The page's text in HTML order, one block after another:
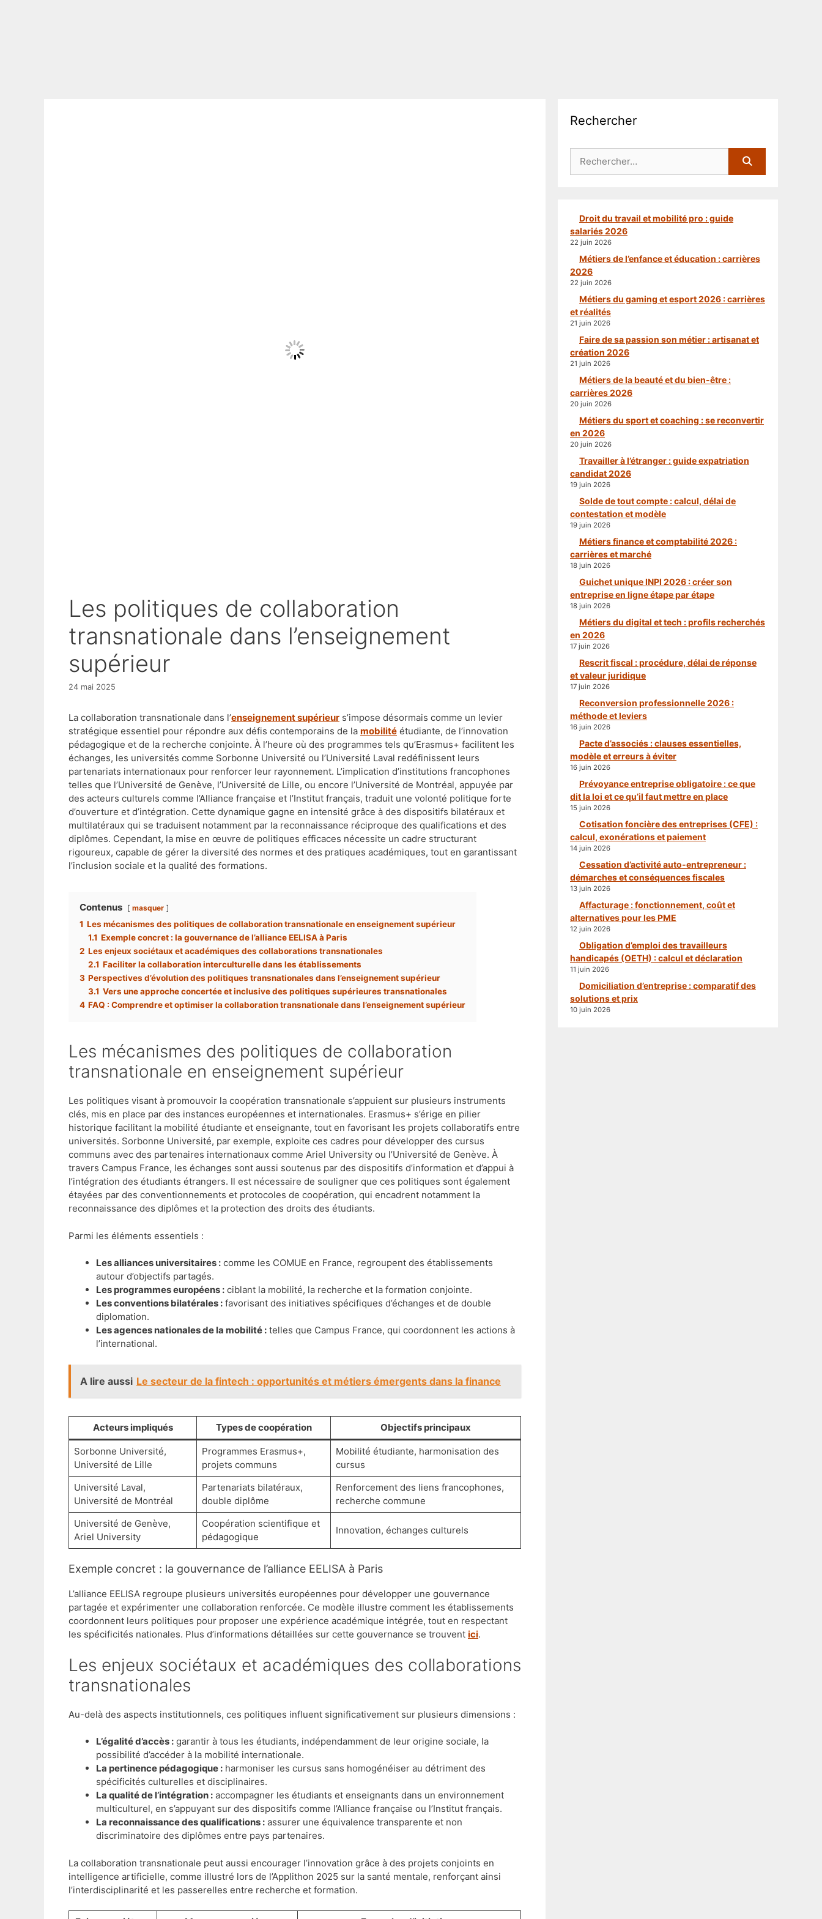
Les politiques de collaboration
transnationale dans l’enseignement
supérieur
24 mai 2025
La collaboration transnationale dans l’enseignement supérieur s’impose désormais comme un levier
stratégique essentiel pour répondre aux défis contemporains de la mobilité étudiante, de l’innovation
pédagogique et de la recherche conjointe. À l’heure où des programmes tels qu’Erasmus+ facilitent les
échanges, les universités comme Sorbonne Université ou l’Université Laval redéfinissent leurs
partenariats internationaux pour renforcer leur rayonnement. L’implication d’institutions francophones
telles que l’Université de Genève, l’Université de Lille, ou encore l’Université de Montréal, appuyée par
des acteurs culturels comme l’Alliance française et l’Institut français, traduit une volonté politique forte
d’ouverture et d’intégration. Cette dynamique gagne en intensité grâce à des dispositifs bilatéraux et
multilatéraux qui se traduisent notamment par la reconnaissance réciproque des qualifications et des
diplômes. Cependant, la mise en œuvre de politiques efficaces nécessite un cadre structurant
rigoureux, capable de gérer la diversité des normes et des pratiques académiques, tout en garantissant
l’inclusion sociale et la qualité des formations.
Contenus masquer
1 Les mécanismes des politiques de collaboration transnationale en enseignement supérieur
1.1 Exemple concret : la gouvernance de l’alliance EELISA à Paris
2 Les enjeux sociétaux et académiques des collaborations transnationales
2.1 Faciliter la collaboration interculturelle dans les établissements
3 Perspectives d’évolution des politiques transnationales dans l’enseignement supérieur
3.1 Vers une approche concertée et inclusive des politiques supérieures transnationales
4 FAQ : Comprendre et optimiser la collaboration transnationale dans l’enseignement supérieur
Les mécanismes des politiques de collaboration
transnationale en enseignement supérieur
Les politiques visant à promouvoir la coopération transnationale s’appuient sur plusieurs instruments
clés, mis en place par des instances européennes et internationales. Erasmus+ s’érige en pilier
historique facilitant la mobilité étudiante et enseignante, tout en favorisant les projets collaboratifs entre
universités. Sorbonne Université, par exemple, exploite ces cadres pour développer des cursus
communs avec des partenaires internationaux comme Ariel University ou l’Université de Genève. À
travers Campus France, les échanges sont aussi soutenus par des dispositifs d’information et d’appui à
l’intégration des étudiants étrangers. Il est nécessaire de souligner que ces politiques sont également
étayées par des conventionnements et protocoles de coopération, qui encadrent notamment la
reconnaissance des diplômes et la protection des droits des étudiants.
Parmi les éléments essentiels :
Les alliances universitaires : comme les COMUE en France, regroupent des établissements
autour d’objectifs partagés.
Les programmes européens : ciblant la mobilité, la recherche et la formation conjointe.
Les conventions bilatérales : favorisant des initiatives spécifiques d’échanges et de double
diplomation.
Les agences nationales de la mobilité : telles que Campus France, qui coordonnent les actions à
l’international.
A lire aussi Le secteur de la fintech : opportunités et métiers émergents dans la finance
Acteurs impliqués Types de coopération Objectifs principaux
Sorbonne Université,
Université de Lille
Programmes Erasmus+,
projets communs
Mobilité étudiante, harmonisation des
cursus
Université Laval,
Université de Montréal
Partenariats bilatéraux,
double diplôme
Renforcement des liens francophones,
recherche commune
Université de Genève,
Ariel University
Coopération scientifique et
pédagogique
Innovation, échanges culturels
Exemple concret : la gouvernance de l’alliance EELISA à Paris
L’alliance EELISA regroupe plusieurs universités européennes pour développer une gouvernance
partagée et expérimenter une collaboration renforcée. Ce modèle illustre comment les établissements
coordonnent leurs politiques pour proposer une expérience académique intégrée, tout en respectant
les spécificités nationales. Plus d’informations détaillées sur cette gouvernance se trouvent ici.
Les enjeux sociétaux et académiques des collaborations
transnationales
Au-delà des aspects institutionnels, ces politiques influent significativement sur plusieurs dimensions :
L’égalité d’accès : garantir à tous les étudiants, indépendamment de leur origine sociale, la
possibilité d’accéder à la mobilité internationale.
La pertinence pédagogique : harmoniser les cursus sans homogénéiser au détriment des
spécificités culturelles et disciplinaires.
La qualité de l’intégration : accompagner les étudiants et enseignants dans un environnement
multiculturel, en s’appuyant sur des dispositifs comme l’Alliance française ou l’Institut français.
La reconnaissance des qualifications : assurer une équivalence transparente et non
discriminatoire des diplômes entre pays partenaires.
La collaboration transnationale peut aussi encourager l’innovation grâce à des projets conjoints en
intelligence artificielle, comme illustré lors de l’Applithon 2025 sur la santé mentale, renforçant ainsi
l’interdisciplinarité et les passerelles entre recherche et formation.
Rechercher
Droit du travail et mobilité pro : guide
salariés 2026
22 juin 2026
Métiers de l’enfance et éducation : carrières
2026
22 juin 2026
Métiers du gaming et esport 2026 : carrières
et réalités
21 juin 2026
Faire de sa passion son métier : artisanat et
création 2026
21 juin 2026
Métiers de la beauté et du bien-être :
carrières 2026
20 juin 2026
Métiers du sport et coaching : se reconvertir
en 2026
20 juin 2026
Travailler à l’étranger : guide expatriation
candidat 2026
19 juin 2026
Solde de tout compte : calcul, délai de
contestation et modèle
19 juin 2026
Métiers finance et comptabilité 2026 :
carrières et marché
18 juin 2026
Guichet unique INPI 2026 : créer son
entreprise en ligne étape par étape
18 juin 2026
Métiers du digital et tech : profils recherchés
en 2026
17 juin 2026
Rescrit fiscal : procédure, délai de réponse
et valeur juridique
17 juin 2026
Reconversion professionnelle 2026 :
méthode et leviers
16 juin 2026
Pacte d’associés : clauses essentielles,
modèle et erreurs à éviter
16 juin 2026
Prévoyance entreprise obligatoire : ce que
dit la loi et ce qu’il faut mettre en place
15 juin 2026
Cotisation foncière des entreprises (CFE) :
calcul, exonérations et paiement
14 juin 2026
Cessation d’activité auto-entrepreneur :
démarches et conséquences fiscales
13 juin 2026
Affacturage : fonctionnement, coût et
alternatives pour les PME
12 juin 2026
Obligation d’emploi des travailleurs
handicapés (OETH) : calcul et déclaration
11 juin 2026
Domiciliation d’entreprise : comparatif des
solutions et prix
10 juin 2026